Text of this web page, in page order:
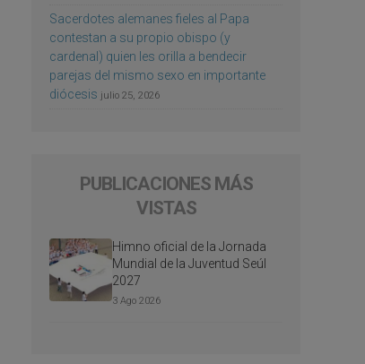
Sacerdotes alemanes fieles al Papa
contestan a su propio obispo (y
cardenal) quien les orilla a bendecir
parejas del mismo sexo en importante
diócesis julio 25, 2026
PUBLICACIONES MÁS
VISTAS
Himno oficial de la Jornada
Mundial de la Juventud Seúl
2027
3 Ago 2026